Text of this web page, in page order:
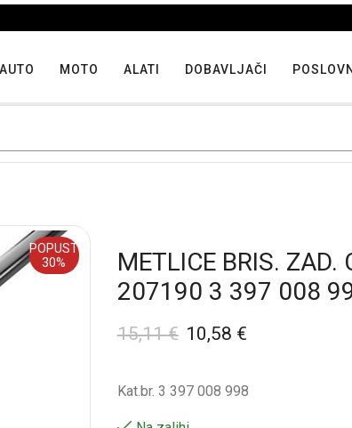
Iskoristite maksimalne popuste proizvoda u
AUTO MOTO ALATI DOBAVLJAČI
POPUST
30%
METLICE BRIS. ZAD.
207190 3 397 008
15,11€ 10,58 €
Kat.br. 3 397 008 998